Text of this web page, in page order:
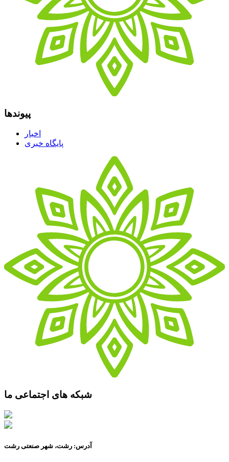
پیوندها
اخبار
پایگاه خبری
شبکه های اجتماعی ما
آدرس: رشت، شهر صنعتی رشت